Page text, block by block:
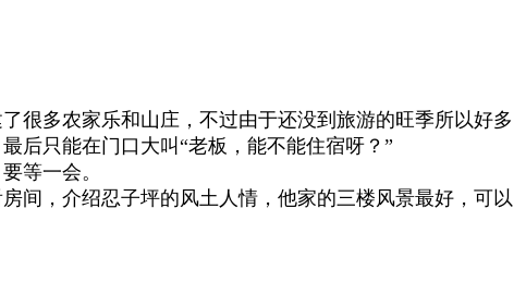
很多农家乐和山庄，不过由于还没到旅游的旺季所以好多
后只能在门口大叫“老板，能不能住宿呀？”
等一会。
间，介绍忍子坪的风土人情，他家的三楼风景最好，可以